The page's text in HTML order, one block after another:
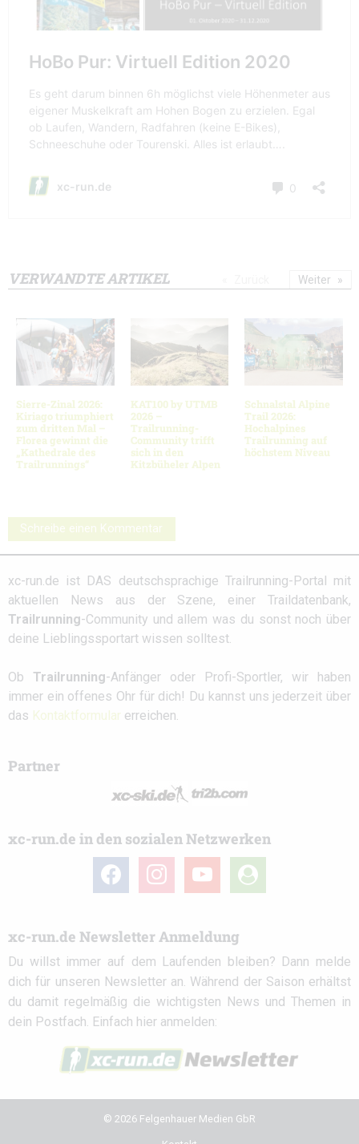
VERWANDTE ARTIKEL
Sierre-Zinal 2026:
Kiriago triumphiert
zum dritten Mal –
Florea gewinnt die
„Kathedrale des
Trailrunnings“
KAT100 by UTMB
2026 –
Trailrunning-
Community trifft
sich in den
Kitzbüheler Alpen
Schnalstal Alpine
Trail 2026:
Hochalpines
Trailrunning auf
höchstem Niveau
Weiter
Schreibe einen Kommentar
xc-run.de ist DAS deutschsprachige Trailrunning-Portal mit
aktuellen News aus der Szene, einer Traildatenbank,
Trailrunning-Community und allem was du sonst noch über
deine Lieblingssportart wissen solltest.
Ob Trailrunning-Anfänger oder Profi-Sportler, wir haben
immer ein offenes Ohr für dich! Du kannst uns jederzeit über
das Kontaktformular erreichen.
Partner
xc-run.de in den sozialen Netzwerken
facebook instagramyoutube
user-
circle
xc-run.de Newsletter Anmeldung
Du willst immer auf dem Laufenden bleiben? Dann melde
dich für unseren Newsletter an. Während der Saison erhältst
du damit regelmäßig die wichtigsten News und Themen in
dein Postfach. Einfach hier anmelden:
© 2026 Felgenhauer Medien GbR